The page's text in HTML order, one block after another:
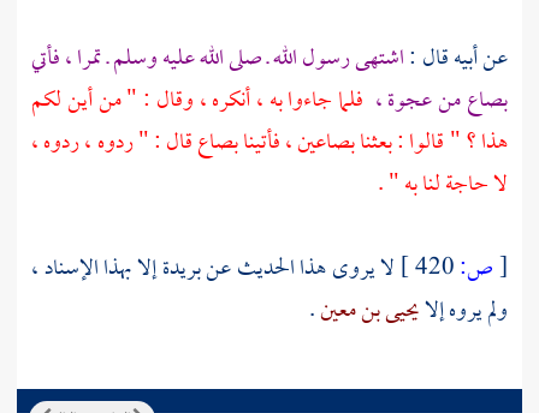
عن أبيه قال :اشتهى رسول الله ـ صلى الله عليه وسلم ـ تمرا ، فأتي
بصاع من عجوة ، فلما جاءوا به ، أنكره ، وقال : " من أين لكم
هذا ؟ " قالوا : بعثنا بصاعين ، فأتينا بصاع قال : " ردوه ، ردوه ،
لا حاجة لنا به " .
[ص: لا يروى هذا الحديث عنبريدةإلا بهذا الإسناد ،
ولم يروه إلايحيى بن معين.